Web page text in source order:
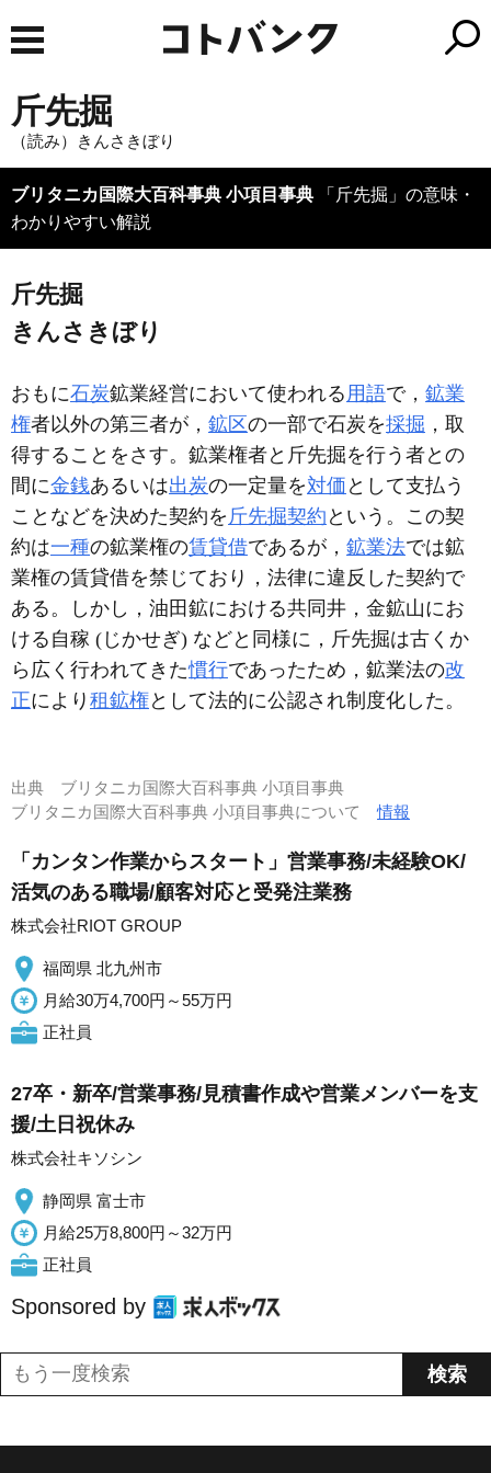
斤先掘
（読み）きんさきぼり
ブリタニカ国際大百科事典 小項目事典 「斤先掘」の意味・
わかりやすい解説
斤先掘
きんさきぼり
おもに石炭鉱業経営において使われる用語で， 鉱業
権者以外の第三者が， 鉱区の一部で石炭を採掘 ，取
得することをさす。鉱業権者と斤先掘を行う者との
間に金銭あるいは出炭の一定量を対価 として支払う
ことなどを決めた契約を 斤先掘契約 という。この契
約は一種の鉱業権の賃貸借であるが， 鉱業法では鉱
業権の賃貸借を禁じており，法律に違反した契約で
ある。しかし，油田鉱における共同井，金鉱山にお
ける自稼 (じかせぎ) などと同様に，斤先掘は古くか
ら広く行われてきた慣行であったため，鉱業法の改
正により 租鉱権として法的に公認され制度化した。
出典 ブリタニカ国際大百科事典 小項目事典
ブリタニカ国際大百科事典 小項目事典について情報
「カンタン作業からスタート」営業事務/未経験OK/
活気のある職場/顧客対応と受発注業務
株式会社RIOT GROUP
福岡県 北九州市
月給30万4,700円～55万円
正社員
27卒・新卒/営業事務/見積書作成や営業メンバーを支
援/土日祝休み
株式会社キソシン
静岡県 富士市
月給25万8,800円～32万円
正社員
Sponsored by